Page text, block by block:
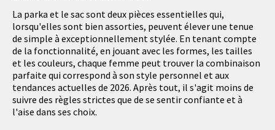
La parka et le sac sont deux pièces essentielles qui,
lorsqu'elles sont bien assorties, peuvent élever une tenue
de simple à exceptionnellement stylée. En tenant compte
de la fonctionnalité, en jouant avec les formes, les tailles
et les couleurs, chaque femme peut trouver la combinaison
parfaite qui correspond à son style personnel et aux
tendances actuelles de 2026. Après tout, il s'agit moins de
suivre des règles strictes que de se sentir confiante et à
l'aise dans ses choix.